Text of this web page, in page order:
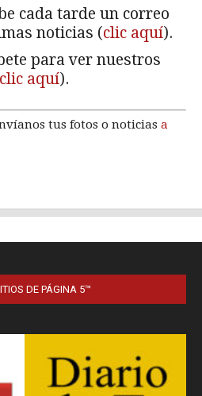
DE PÁGINA 5™